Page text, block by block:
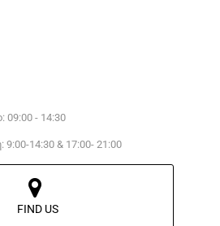
09:00 - 14:30
14:30 & 17:00- 21:00
FIND US